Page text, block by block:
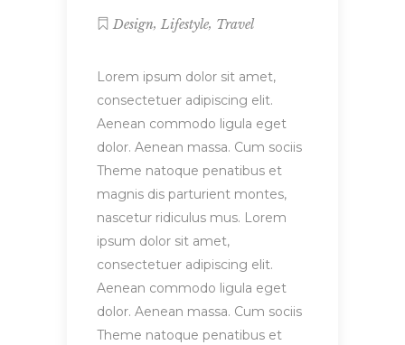
Design, Lifestyle, Travel
Lorem ipsum dolor sit amet,
consectetuer adipiscing elit.
Aenean commodo ligula eget
dolor. Aenean massa. Cum sociis
Theme natoque penatibus et
magnis dis parturient montes,
nascetur ridiculus mus. Lorem
ipsum dolor sit amet,
consectetuer adipiscing elit.
Aenean commodo ligula eget
dolor. Aenean massa. Cum sociis
Theme natoque penatibus et